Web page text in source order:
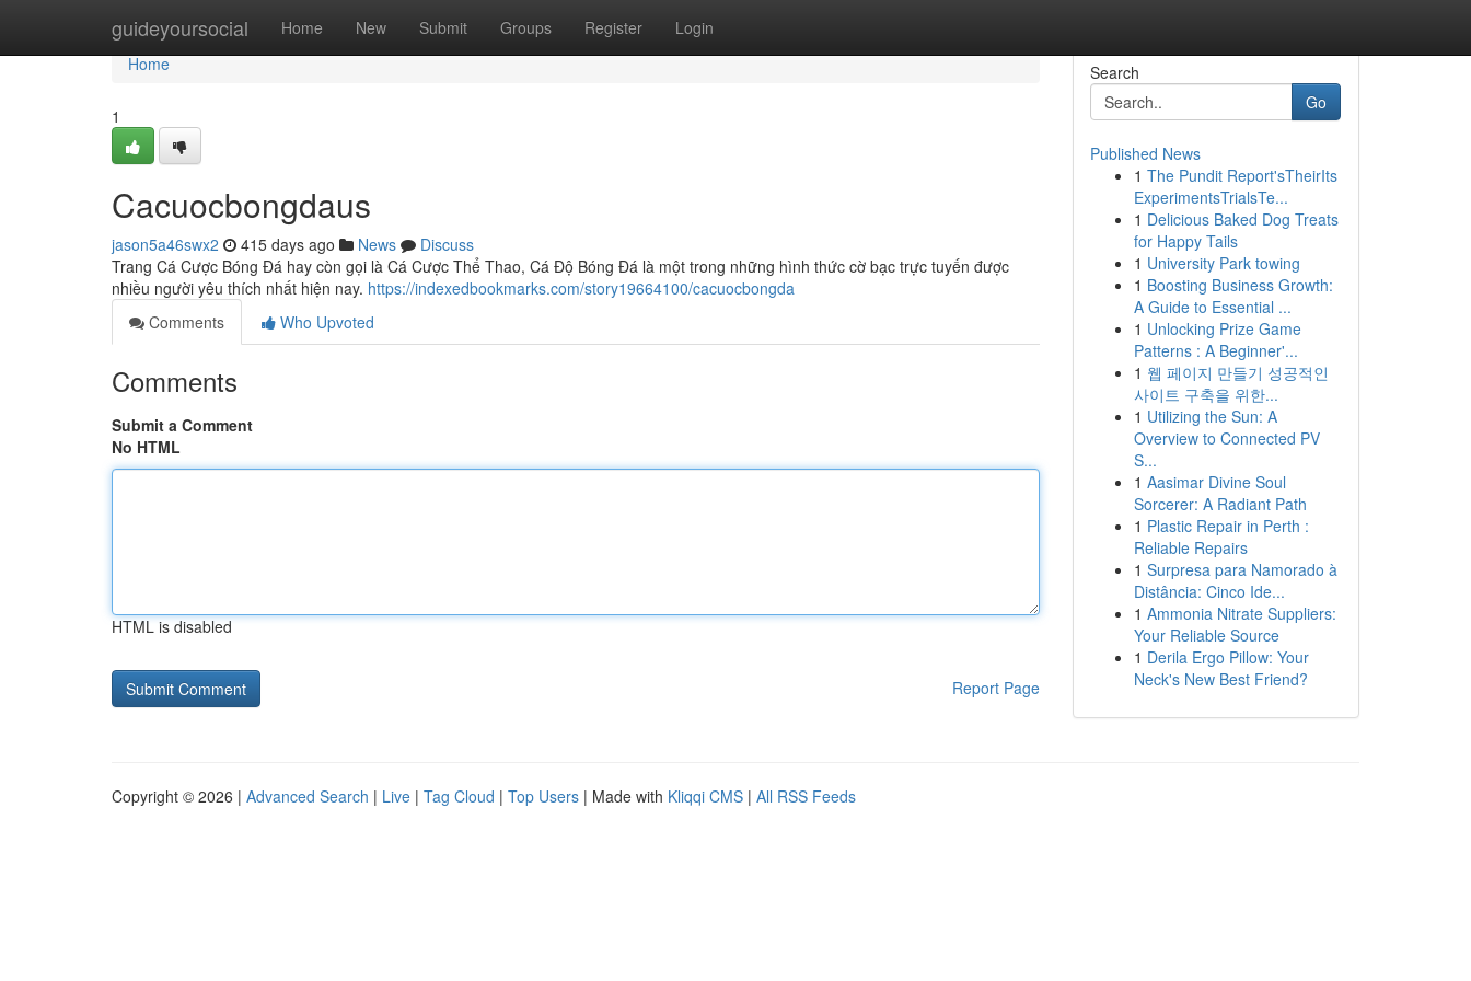
guideyoursocial Home New Submit Groups Register Login
Home
Home
1
Cacuocbongdaus
jason5a46swx2 415 days ago News
Discuss
Trang Cá Cược Bóng Đá hay còn gọi là Cá Cược Thể Thao, Cá Độ Bóng Đá là một trong những hình thức cờ bạc trực tuyến được
nhiều người yêu thích nhất hiện nay. https://indexedbookmarks.com/story19664100/cacuocbongda
Comments
Who Upvoted
Comments
Submit a Comment
No HTML
HTML is disabled
Report Page
Search
Go
Published News
1 The Pundit Report'sTheirIts
ExperimentsTrialsTe...
1 Delicious Baked Dog Treats
for Happy Tails
1 University Park towing
1 Boosting Business Growth:
A Guide to Essential ...
1 Unlocking Prize Game
Patterns : A Beginner'...
1 웹 페이지 만들기 성공적인
사이트 구축을 위한...
1 Utilizing the Sun: A
Overview to Connected PV
S...
1 Aasimar Divine Soul
Sorcerer: A Radiant Path
1 Plastic Repair in Perth :
Reliable Repairs
1 Surpresa para Namorado à
Distância: Cinco Ide...
1 Ammonia Nitrate Suppliers:
Your Reliable Source
1 Derila Ergo Pillow: Your
Neck's New Best Friend?
Copyright © 2026 | Advanced Search | Live | Tag Cloud | Top Users | Made with Kliqqi CMS | All RSS Feeds